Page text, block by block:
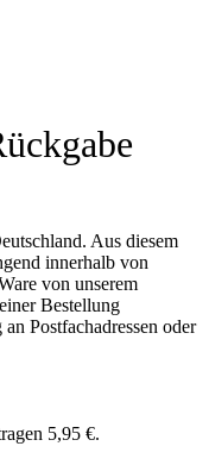
Aus diesem
innerhalb von
von unserem
Bestellung
Postfachadressen oder
5,95 €.